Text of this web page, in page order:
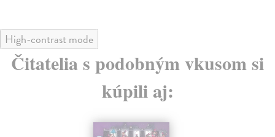
High-contrast mode
Čitatelia s podobným vkusom si
kúpili aj: